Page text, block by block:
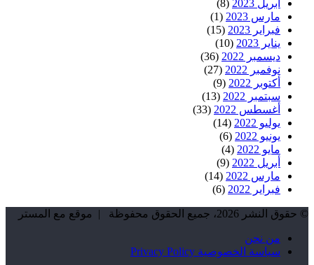
أبريل 2023
(8)
مارس 2023
(1)
فبراير 2023
(15)
يناير 2023
(10)
ديسمبر 2022
(36)
نوفمبر 2022
(27)
أكتوبر 2022
(9)
سبتمبر 2022
(13)
أغسطس 2022
(33)
يوليو 2022
(14)
يونيو 2022
(6)
مايو 2022
(4)
أبريل 2022
(9)
مارس 2022
(14)
فبراير 2022
(6)
© حقوق النشر 2026، جميع الحقوق محفوظة | موقع مع المستر
من نحن
سياسة الخصوصية Privacy Policy